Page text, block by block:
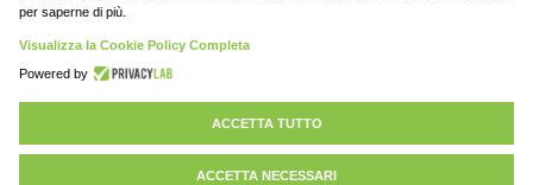
IVA: 03701430369 |Privacy policy